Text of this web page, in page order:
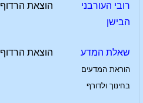
רובי העורבני
הבישן
הוצאת הרדוף
שאלת המדע
הוראת המדעים
בחינוך ולדורף
הוצאת הרדוף